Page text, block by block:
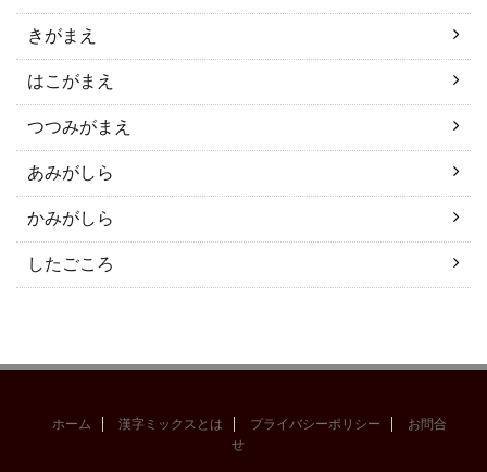
きがまえ
はこがまえ
つつみがまえ
あみがしら
かみがしら
したごころ
ホーム 漢字ミックスとは プライバシーポリシー
お問合
せ